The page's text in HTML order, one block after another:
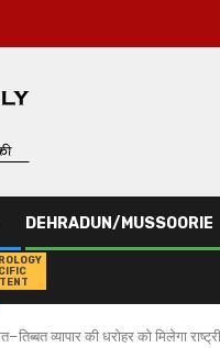
DEHRADUN/MUSSOORIE
व्यापार की धरोहर को मिलेगा